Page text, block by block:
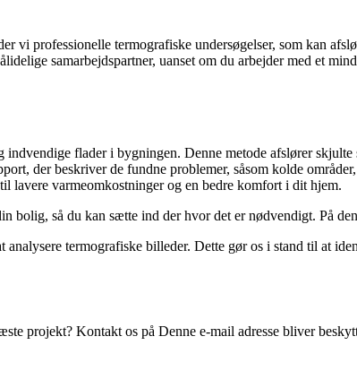
professionelle termografiske undersøgelser, som kan
samarbejdspartner, uanset om du arbejder med et
flader i bygningen. Denne metode afslører skjulte
der beskriver de fundne problemer, såsom kolde
lavere varmeomkostninger og en bedre komfort i dit hjem.
så du kan sætte ind der hvor det er nødvendigt. På den
termografiske billeder. Dette gør os i stand til at
projekt? Kontakt os på Denne e-mail adresse bliver